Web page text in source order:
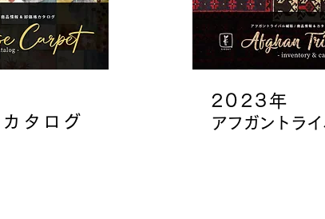
タログ
​2023年
アフガントラ